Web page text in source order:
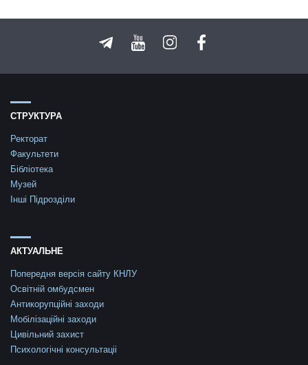
СТРУКТУРА
Ректорат
Факультети
Бібліотека
Музей
Інші Підрозділи
АКТУАЛЬНЕ
Попередня версія сайту КНЛУ
Освітній омбудсмен
Антикорупційні заходи
Мобілізаційні заходи
Цивільний захист
Психологічні консультаціі